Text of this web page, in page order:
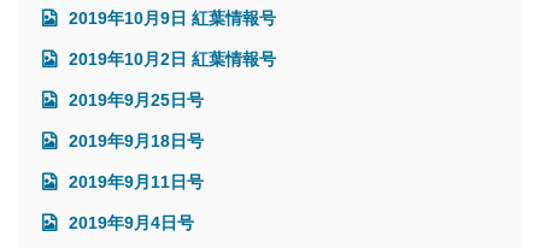
2019年10月9日 紅葉情報号
2019年10月2日 紅葉情報号
2019年9月25日号
2019年9月18日号
2019年9月11日号
2019年9月4日号